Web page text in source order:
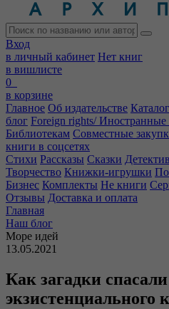
Вход
в личный кабинет Нет книг
в вишлисте
0
в корзине
Главное Об издательстве Каталог
блог Foreign rights/ Иностранные
Библиотекам Совместные
книги в соцсетях
Стихи Рассказы Сказки
Творчество Книжки-игрушки
Бизнес Комплекты Не книги
Отзывы Доставка и оплата
Главная
Наш блог
Море идей
13.05.2021
Как загадки
экзистенциального